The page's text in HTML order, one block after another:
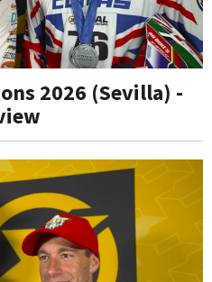
2026 (Sevilla) -